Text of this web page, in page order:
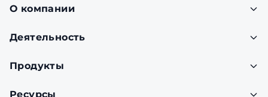
О компании
Деятельность
Продукты
Ресурсы